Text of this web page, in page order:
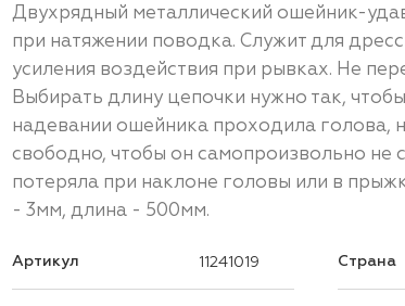
Двухрядный металлический ошейник-
при натяжении поводка. Служит для
усиления воздействия при рывках. Не
Выбирать длину цепочки нужно так,
надевании ошейника проходила голова,
свободно, чтобы он самопроизвольно не
потеряла при наклоне головы или в
- 3мм, длина - 500мм.
Артикул 11241019 Страна